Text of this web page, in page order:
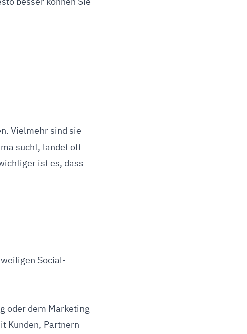
Vielmehr sind sie
sucht, landet oft
ist es, dass
Social-
oder dem Marketing
Kunden, Partnern